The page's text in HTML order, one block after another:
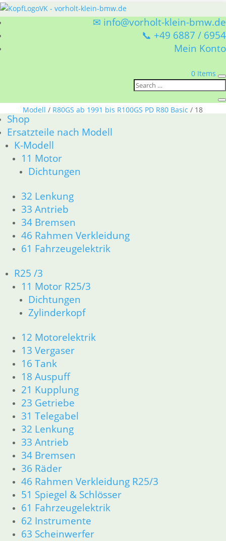
✉ info@vorholt-klein-bmw.de
📞 +49 6887 / 6954
Mein Konto
0 Items
Shop
Ersatzteile nach Modell
K-Modell
11 Motor
Dichtungen
32 Lenkung
33 Antrieb
34 Bremsen
46 Rahmen Verkleidung
61 Fahrzeugelektrik
R25 /3
11 Motor R25/3
Dichtungen
Zylinderkopf
12 Motorelektrik
13 Vergaser
16 Tank
18 Auspuff
21 Kupplung
23 Getriebe
31 Telegabel
32 Lenkung
33 Antrieb
34 Bremsen
36 Räder
46 Rahmen Verkleidung R25/3
51 Spiegel & Schlösser
61 Fahrzeugelektrik
62 Instrumente
63 Scheinwerfer
Modell / R80GS ab 1991 bis R100GS PD R80 Basic / 18
Auspuff
18 Auspuff
BMW R80GS ab 1991 bis R100GS PD R80 Basic 18
Auspuff
Gummilager Auspuff GS
15,50€
inkl. MwSt.
zzgl.Versandkosten
In den Warenkorb
Auspuffmutter Schlüssel
48,50€
Artikelnummer: 1237871
inkl. MwSt.
zzgl.Versandkosten
In den Warenkorb
Auspuffmutter ab /7 kurze
Flügel
28,75€
Artikelnummer: 1234721
inkl. MwSt.
zzgl.Versandkosten
In den Warenkorb